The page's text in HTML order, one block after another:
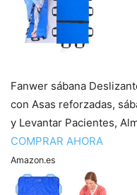
Fanwer sábana
con Asas reforzadas,
y Levantar Pacientes,
COMPRAR AHORA
Amazon.es